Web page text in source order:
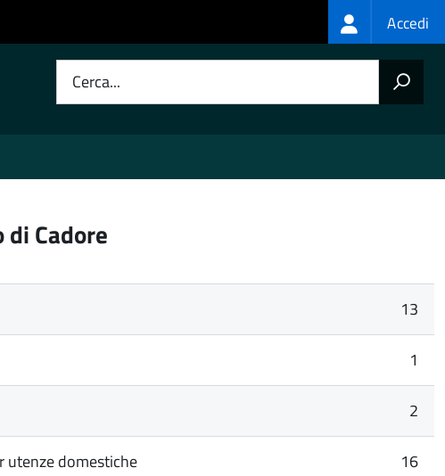
Login
menu
Accedi
Cerca...
Cadore
13
1
2
utenze domestiche 16